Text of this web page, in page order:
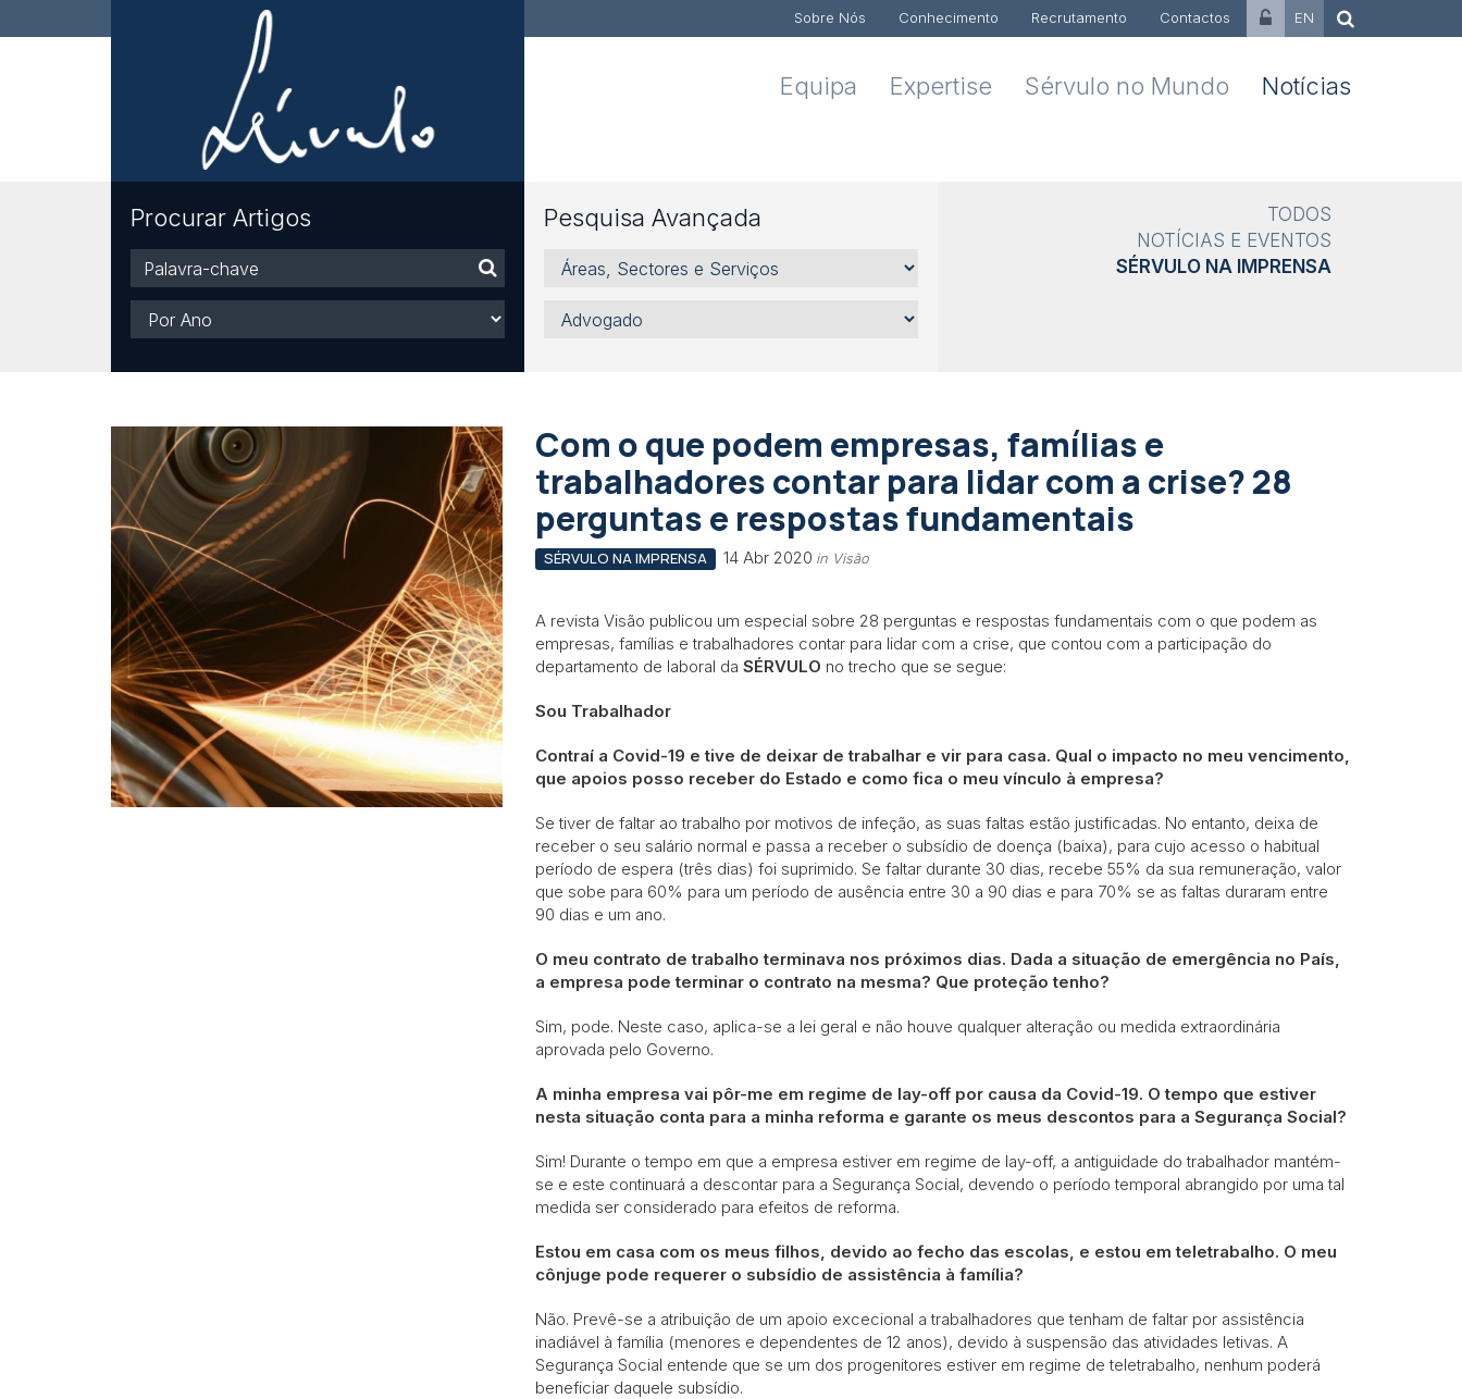
Sobre Nós Conhecimento Recrutamento Contactos EN
Equipa Expertise Sérvulo no Mundo Notícias
Procurar Artigos
Palavra-
chave
Ano
Pesquisa Avançada
Áreas,
Sectores
Serviços
Advogado
TODOS
NOTÍCIAS E EVENTOS
SÉRVULO NA IMPRENSA
Com o que podem empresas, famílias e
trabalhadores contar para lidar com a crise? 28
perguntas e respostas fundamentais
SÉRVULO NA IMPRENSA 14 Abr 2020 in Visão
A revista Visão publicou um especial sobre 28 perguntas e respostas fundamentais com o que podem as
empresas, famílias e trabalhadores contar para lidar com a crise, que contou com a participação do
departamento de laboral da SÉRVULO no trecho que se segue:
Sou Trabalhador
Contraí a Covid-19 e tive de deixar de trabalhar e vir para casa. Qual o impacto no meu vencimento,
que apoios posso receber do Estado e como fica o meu vínculo à empresa?
Se tiver de faltar ao trabalho por motivos de infeção, as suas faltas estão justificadas. No entanto, deixa de
receber o seu salário normal e passa a receber o subsídio de doença (baixa), para cujo acesso o habitual
período de espera (três dias) foi suprimido. Se faltar durante 30 dias, recebe 55% da sua remuneração, valor
que sobe para 60% para um período de ausência entre 30 a 90 dias e para 70% se as faltas duraram entre
90 dias e um ano.
O meu contrato de trabalho terminava nos próximos dias. Dada a situação de emergência no País,
a empresa pode terminar o contrato na mesma? Que proteção tenho?
Sim, pode. Neste caso, aplica-se a lei geral e não houve qualquer alteração ou medida extraordinária
aprovada pelo Governo.
A minha empresa vai pôr-me em regime de lay-off por causa da Covid-19. O tempo que estiver
nesta situação conta para a minha reforma e garante os meus descontos para a Segurança Social?
Sim! Durante o tempo em que a empresa estiver em regime de lay-off, a antiguidade do trabalhador mantém-
se e este continuará a descontar para a Segurança Social, devendo o período temporal abrangido por uma tal
medida ser considerado para efeitos de reforma.
Estou em casa com os meus filhos, devido ao fecho das escolas, e estou em teletrabalho. O meu
cônjuge pode requerer o subsídio de assistência à família?
Não. Prevê-se a atribuição de um apoio excecional a trabalhadores que tenham de faltar por assistência
inadiável à família (menores e dependentes de 12 anos), devido à suspensão das atividades letivas. A
Segurança Social entende que se um dos progenitores estiver em regime de teletrabalho, nenhum poderá
beneficiar daquele subsídio.